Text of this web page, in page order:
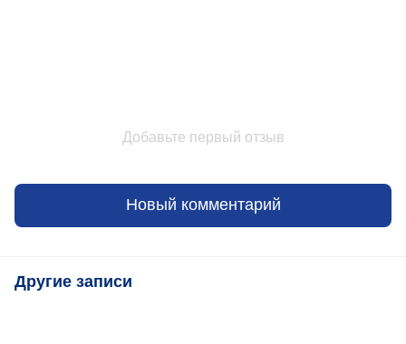
Добавьте первый отзыв
Новый комментарий
Другие записи